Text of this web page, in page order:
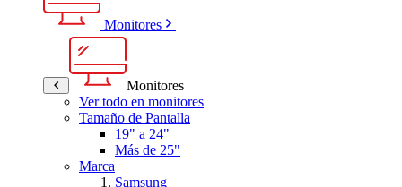
Monitores
Monitores
Ver todo en monitores
Tamaño de Pantalla
19" a 24"
Más de 25"
Marca
Samsung